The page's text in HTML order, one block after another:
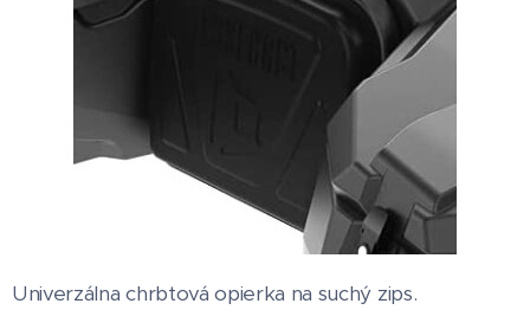
Univerzálna chrbtová opierka na suchý zips.